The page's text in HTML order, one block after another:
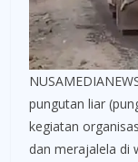
pungutan liar
kegiatan
dan merajalela di